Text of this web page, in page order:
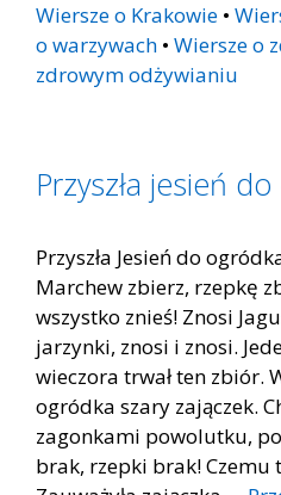
Wiersze o Krakowie •
o warzywach • Wiersze o
zdrowym odżywianiu
Przyszła jesień
Przyszła Jesień do
Marchew zbierz, rzepkę
wszystko znieś! Znosi
jarzynki, znosi i znosi.
wieczora trwał ten zbiór.
ogródka szary zajączek.
zagonkami powolutku,
brak, rzepki brak! Czemu